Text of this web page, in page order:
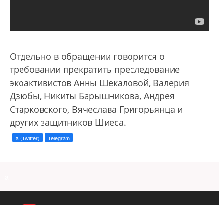
Отдельно в обращении говорится о
требовании прекратить преследование
экоактивистов Анны Шекаловой, Валерия
Дзюбы, Никиты Барышникова, Андрея
Старковского, Вячеслава Григорьянца и
других защитников Шиеса.
X (Twitter) Telegram